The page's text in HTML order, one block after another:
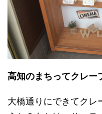
高知のまちってクレー
大橋通りにできてクレ